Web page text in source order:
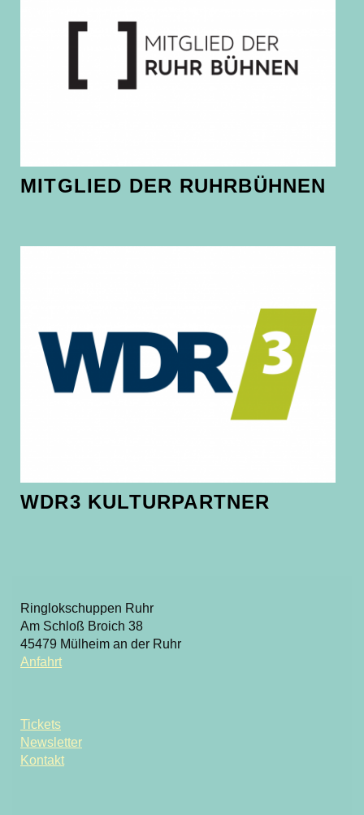
MITGLIED DER RUHRBÜHNEN
WDR3 KULTURPARTNER
Ringlokschuppen Ruhr
Am Schloß Broich 38
45479 Mülheim an der Ruhr
Anfahrt
Tickets
Newsletter
Kontakt